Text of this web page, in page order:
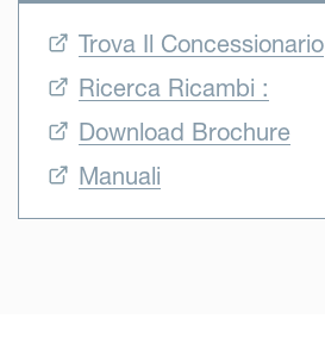
Trova Il Concessionario
Ricerca Ricambi :
Download Brochure
Manuali